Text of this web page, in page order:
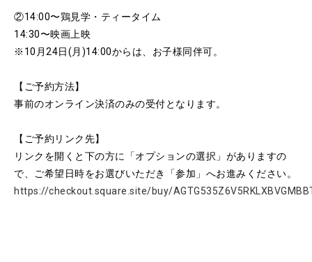
②14:00〜鶏見学・ティータイム
14:30〜映画上映
※10月24日(月)14:00からは、お子様同伴可。
【ご予約方法】
事前のオンライン決済のみの受付となります。
【ご予約リンク先】
リンクを開くと下の方に「オプションの選択」がありますの
で、ご希望日時をお選びいただき「参加」へお進みください。
https://checkout.square.site/buy/